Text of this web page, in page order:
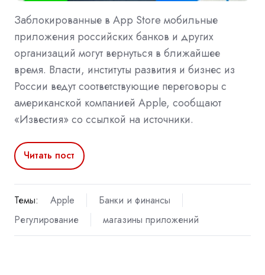
Заблокированные в App Store мобильные
приложения российских банков и других
организаций могут вернуться в ближайшее
время. Власти, институты развития и бизнес из
России ведут соответствующие переговоры с
американской компанией Apple, сообщают
«Известия» со ссылкой на источники.
Читать пост
Темы: Apple
Банки и финансы
Регулирование
магазины приложений